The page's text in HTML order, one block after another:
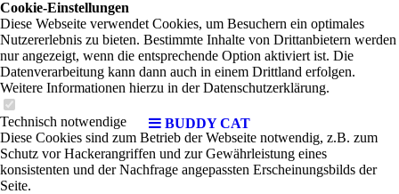
BUDDY CAT
Cookie-Einstellungen
Diese Webseite verwendet Cookies, um Besuchern ein optimales
Nutzererlebnis zu bieten. Bestimmte Inhalte von Drittanbietern werden
nur angezeigt, wenn die entsprechende Option aktiviert ist. Die
Datenverarbeitung kann dann auch in einem Drittland erfolgen.
Weitere Informationen hierzu in der Datenschutzerklärung.
Technisch notwendige
Diese Cookies sind zum Betrieb der Webseite notwendig, z.B. zum
Schutz vor Hackerangriffen und zur Gewährleistung eines
konsistenten und der Nachfrage angepassten Erscheinungsbilds der
Seite.